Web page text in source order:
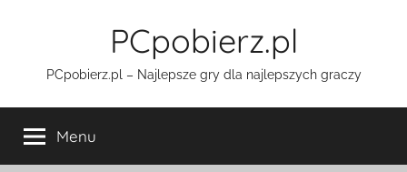
PCpobierz.pl
PCpobierz.pl – Najlepsze gry dla najlepszych graczy
Menu